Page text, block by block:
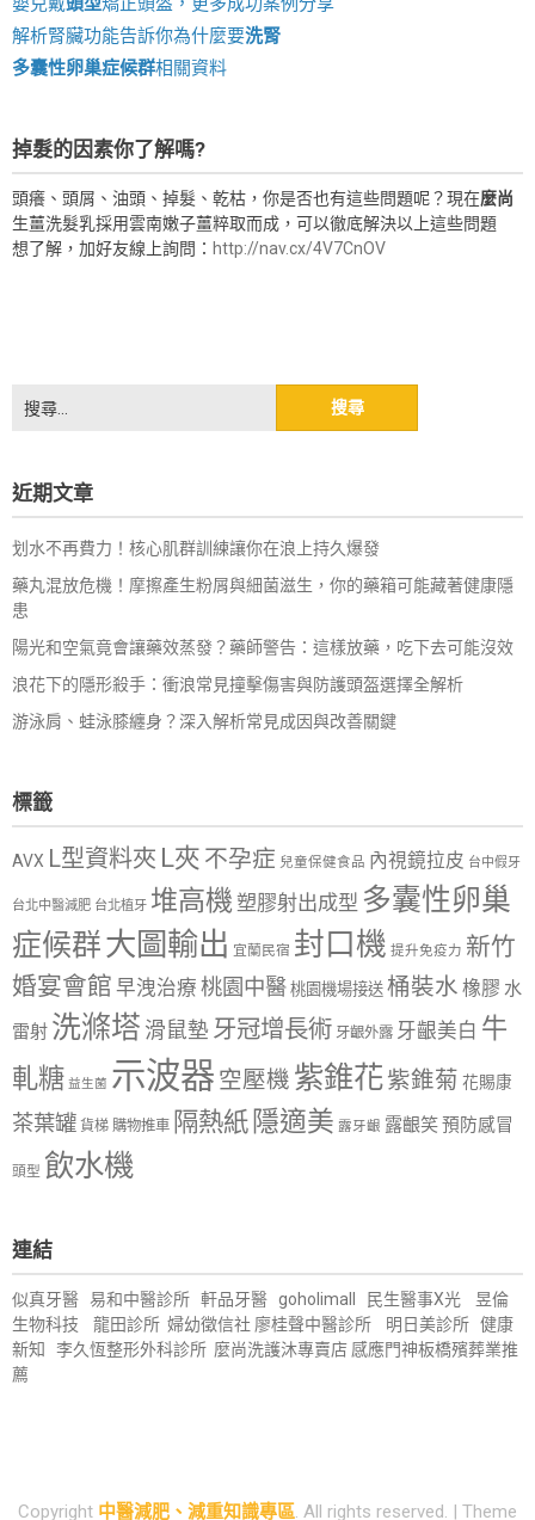
解析腎臟功能告訴你為什麼要洗腎
多囊性卵巢症候群相關資料
掉髮的因素你了解嗎?
頭癢、頭屑、油頭、掉髮、乾枯，你是否也有這些問題呢？現在麼尚
生薑洗髮乳採用雲南嫩子薑粹取而成，可以徹底解決以上這些問題
想了解，加好友線上詢問： http://nav.cx/4V7CnOV
尋
字:
近期文章
划水不再費力！核心肌群訓練讓你在浪上持久爆發
藥丸混放危機！摩擦產生粉屑與細菌滋生，你的藥箱可能藏著健康隱
患
陽光和空氣竟會讓藥效蒸發？藥師警告：這樣放藥，吃下去可能沒效
浪花下的隱形殺手：衝浪常見撞擊傷害與防護頭盔選擇全解析
游泳肩、蛙泳膝纏身？深入解析常見成因與改善關鍵
標籤
AVX L型資料夾 L夾 不孕症 兒童保健食品 內視鏡拉皮 台中假牙
台北中醫減肥 台北植牙 堆高機塑膠射出成型 多囊性卵巢
症候群大圖輸出 宜蘭民宿 封口機 提升免疫力 新竹
婚宴會館 早洩治療 桃園中醫 桃園機場接送 桶裝水 橡膠 水
雷射 洗滌塔 滑鼠墊 牙冠增長術 牙齦外露 牙齦美白 牛
軋糖 益生菌 示波器 空壓機 紫錐花紫錐菊 花賜康
茶葉罐 貨梯 購物推車 隔熱紙 隱適美 露牙齦 露齦笑預防感冒
頭型 飲水機
連結
似真牙醫 易和中醫診所 軒品牙醫 goholimall 民生醫事X光
昱倫
生物科技
龍田診所 婦幼徵信社 廖桂聲中醫診所 明日美診所 健康
新知
李久恆整形外科診所 麼尚洗護沐專賣店 感應門神板橋殯葬業推
薦
Copyright 中醫減肥、減重知識專區. All rights reserved. | Theme